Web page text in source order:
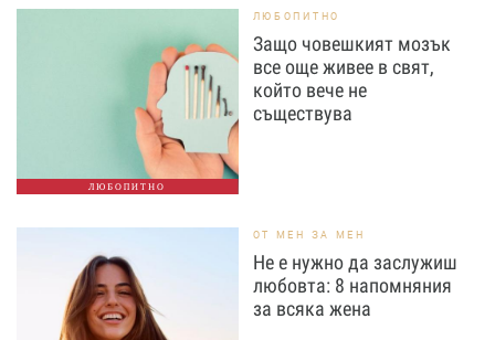
ЛЮБОПИТНО
ЛЮБОПИТНО
Защо човешкият мозък
все още живее в свят,
който вече не
съществува
ОТ МЕН ЗА МЕН
Не е нужно да заслужиш
любовта: 8 напомняния
за всяка жена